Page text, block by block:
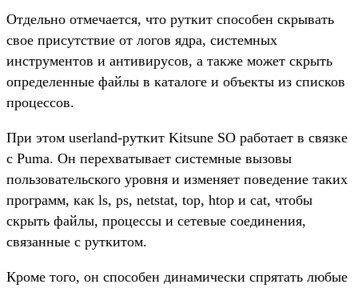
Отдельно отмечается, что руткит способен скрывать
свое присутствие от логов ядра, системных
инструментов и антивирусов, а также может скрыть
определенные файлы в каталоге и объекты из списков
процессов.
При этом userland-руткит Kitsune SO работает в связке
с Puma. Он перехватывает системные вызовы
пользовательского уровня и изменяет поведение таких
программ, как ls, ps, netstat, top, htop и cat, чтобы
скрыть файлы, процессы и сетевые соединения,
связанные с руткитом.
Кроме того, он способен динамически спрятать любые